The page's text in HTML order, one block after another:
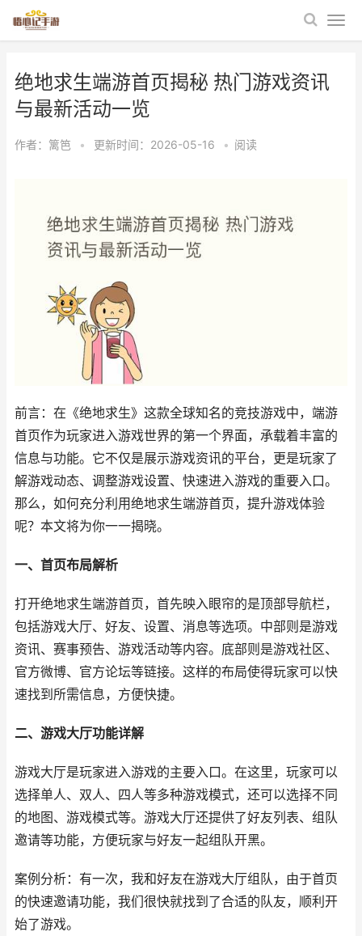
绝地求生端游首页揭秘 热门游戏资讯
与最新活动一览
作者： 篱笆 • 更新时间：2026-05-16 • 阅读
前言：在《绝地求生》这款全球知名的竞技游戏中，端游
首页作为玩家进入游戏世界的第一个界面，承载着丰富的
信息与功能。它不仅是展示游戏资讯的平台，更是玩家了
解游戏动态、调整游戏设置、快速进入游戏的重要入口。
那么，如何充分利用绝地求生端游首页，提升游戏体验
呢？本文将为你一一揭晓。
一、首页布局解析
打开绝地求生端游首页，首先映入眼帘的是顶部导航栏，
包括游戏大厅、好友、设置、消息等选项。中部则是游戏
资讯、赛事预告、游戏活动等内容。底部则是游戏社区、
官方微博、官方论坛等链接。这样的布局使得玩家可以快
速找到所需信息，方便快捷。
二、游戏大厅功能详解
游戏大厅是玩家进入游戏的主要入口。在这里，玩家可以
选择单人、双人、四人等多种游戏模式，还可以选择不同
的地图、游戏模式等。游戏大厅还提供了好友列表、组队
邀请等功能，方便玩家与好友一起组队开黑。
案例分析：有一次，我和好友在游戏大厅组队，由于首页
的快速邀请功能，我们很快就找到了合适的队友，顺利开
始了游戏。